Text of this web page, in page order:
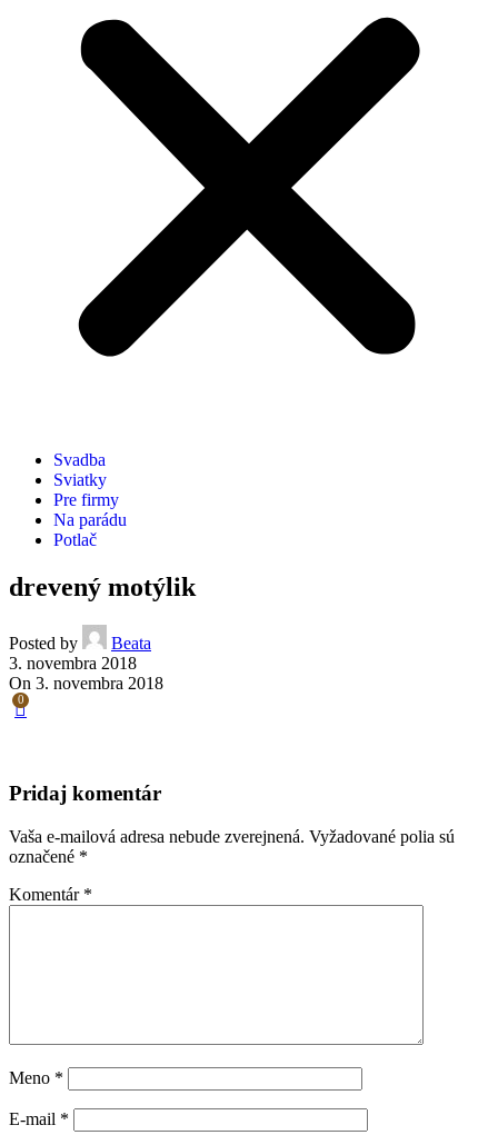
Svadba
Sviatky
Pre firmy
Na parádu
Potlač
drevený motýlik
Posted by
Beata
3. novembra 2018
On 3. novembra 2018
0
Pridaj komentár
Vaša e-mailová adresa nebude zverejnená. Vyžadované polia sú
označené *
Komentár *
Meno *
E-mail *